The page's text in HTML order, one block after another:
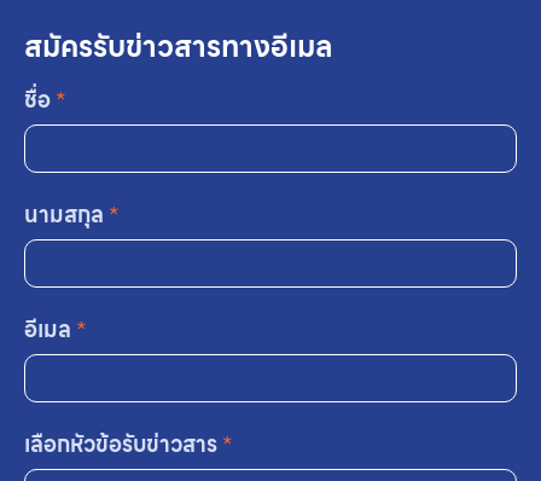
สมัครรับข่าวสารทางอีเมล
ชื่อ*
นามสกุล *
อีเมล *
เลือกหัวข้อรับข่าวสาร*